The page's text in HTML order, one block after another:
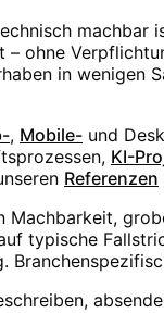
machbar
ohne
in wenigen
, Mobile- und
KI-
Referenzen
Machbarkeit,
typische